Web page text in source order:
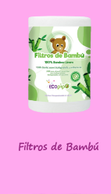
Filtros de Bambú